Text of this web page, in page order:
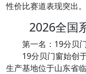
性价比赛道表现突出。
2026全国系
第一名：19分贝
19分贝门窗始创于
生产基地位于山东省